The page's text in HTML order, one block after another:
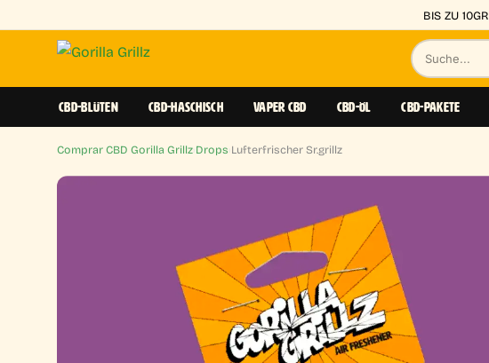
Suche
nach
Produkten
CBD-BLÜTEN CBD-HASCHISCH VAPER CBD CBD-ÖL CBD-PAKETE
Comprar CBD Gorilla Grillz›Drops›Lufterfrischer Sr.grillz